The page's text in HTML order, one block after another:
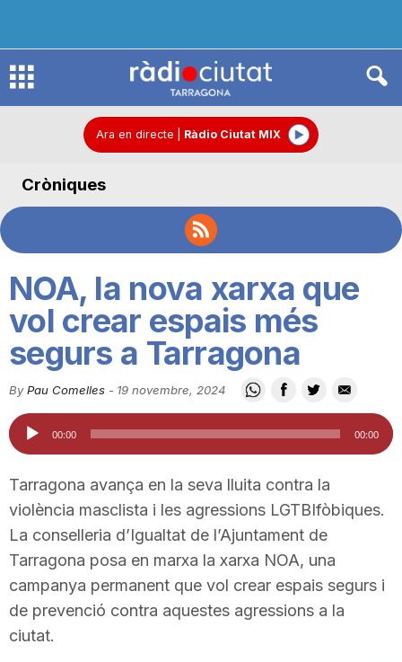
R
d
C
u
t
a
Ara en directe Ràdio Ciutat MIX
Cròniques
NOA, la nova xarxa que
vol crear espais més
segurs a Tarragona
By Pau Comelles - 19 novembre, 2024
Reproductor
d'àudio
00:00 00:00
Tarragona avança en la seva lluita contra la
violència masclista i les agressions LGTBIfòbiques.
La conselleria d’Igualtat de l’Ajuntament de
Tarragona posa en marxa la xarxa NOA, una
campanya permanent que vol crear espais segurs i
de prevenció contra aquestes agressions a la
ciutat.